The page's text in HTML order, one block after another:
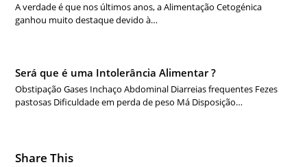
A verdade é que nos últimos anos, a Alimentação Cetogénica
ganhou muito destaque devido à…
Será que é uma Intolerância Alimentar ?
Obstipação Gases Inchaço Abdominal Diarreias frequentes Fezes
pastosas Dificuldade em perda de peso Má Disposição…
Share This